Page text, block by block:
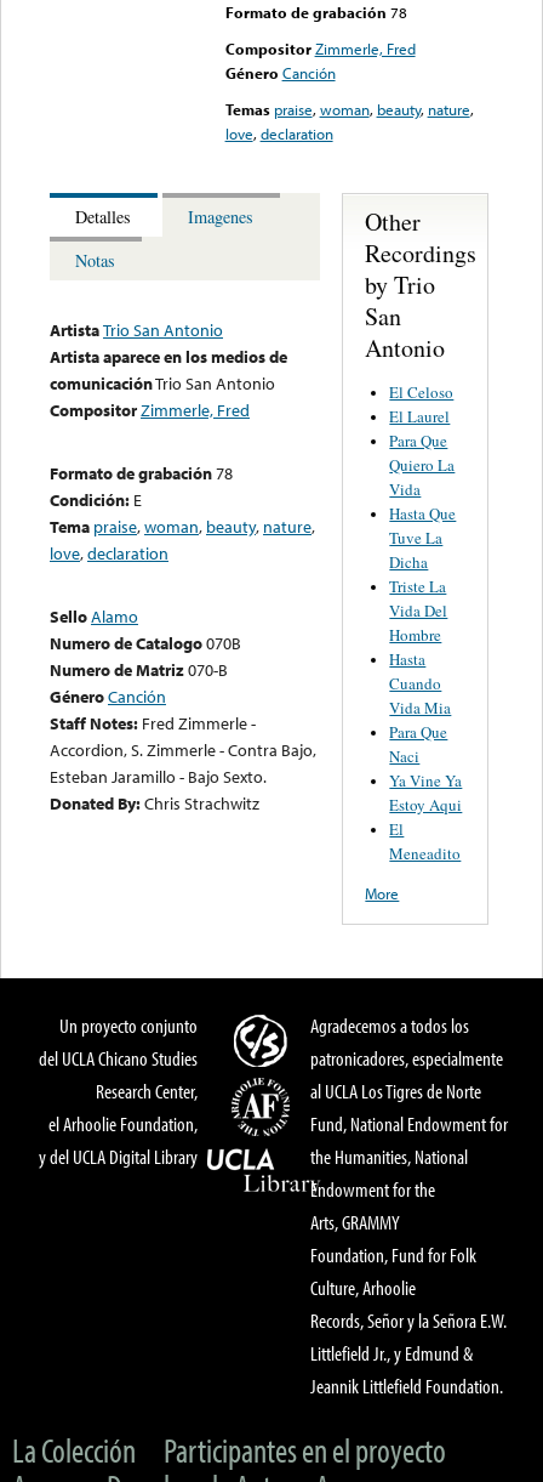
Formato de grabación 78
Compositor Zimmerle, Fred
Género Canción
Temas praise,woman, beauty, nature,
love,declaration
Detalles
Imagenes
Notas
ArtistaTrio San Antonio
Artista aparece en los medios de
comunicaciónTrio San Antonio
CompositorZimmerle, Fred
Formato de grabación78
Condición: E
Tema praise,woman, beauty, nature,
love,declaration
SelloAlamo
Numero de Catalogo070B
Numero de Matriz070-B
GéneroCanción
Staff Notes: Fred Zimmerle -
Accordion, S. Zimmerle - Contra Bajo,
Esteban Jaramillo - Bajo Sexto.
Donated By:Chris Strachwitz
Other
Recordings
by Trio
San
Antonio
El Celoso
El Laurel
Para Que
Quiero La
Vida
Hasta Que
Tuve La
Dicha
Triste La
Vida Del
Hombre
Hasta
Cuando
Vida Mia
Para Que
Naci
Ya Vine Ya
Estoy Aqui
El
Meneadito
More
Un proyecto conjunto
del UCLA Chicano Studies
Research Center,
el Arhoolie Foundation,
y del UCLA Digital Library
Agradecemos a todos los
patronicadores, especialmente
al UCLA Los Tigres de Norte
Fund, National Endowment for
the Humanities, National
Endowment for the
Arts, GRAMMY
Foundation, Fund for Folk
Culture, Arhoolie
Records, Señor y la Señora E.W.
Littlefield Jr., y Edmund &
Jeannik Littlefield Foundation.
La Colección
Participantes en el proyecto